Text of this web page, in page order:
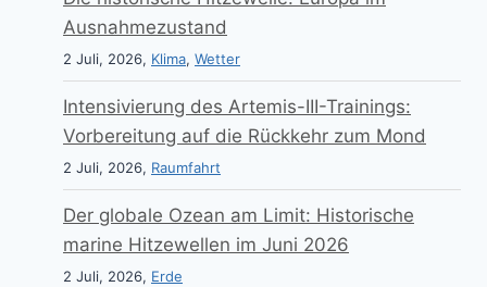
Ausnahmezustand
2 Juli, 2026, Klima, Wetter
Intensivierung des Artemis-III-Trainings:
Vorbereitung auf die Rückkehr zum Mond
2 Juli, 2026, Raumfahrt
Der globale Ozean am Limit: Historische
marine Hitzewellen im Juni 2026
2 Juli, 2026, Erde